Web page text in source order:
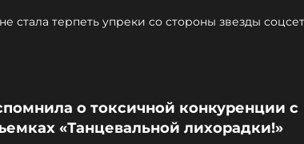
стала терпеть упреки со стороны звезды
о токсичной конкуренции с
«Танцевальной лихорадки!»